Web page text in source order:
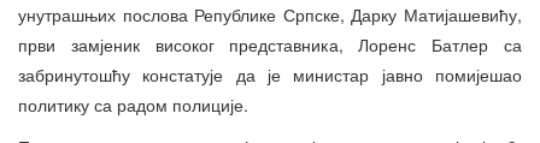
унутрашњих послова Републике Српске, Дарку Матијашевићу,
први замјеник високог представника, Лоренс Батлер са
забринутошћу констатује да је министар јавно помијешао
политику са радом полиције.